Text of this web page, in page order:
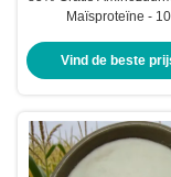
Maïsproteïne -
Vind de beste